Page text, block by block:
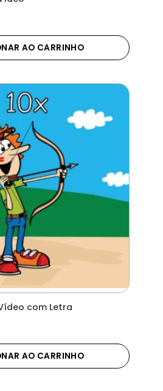
AO CARRINHO
com Letra
AO CARRINHO